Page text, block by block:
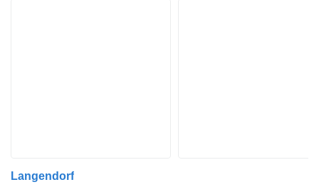
Langendorf